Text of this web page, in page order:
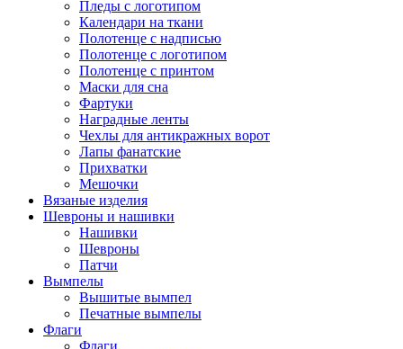
Пледы с логотипом
Календари на ткани
Полотенце с надписью
Полотенце с логотипом
Полотенце с принтом
Маски для сна
Фартуки
Наградные ленты
Чехлы для антикражных ворот
Лапы фанатские
Прихватки
Мешочки
Вязаные изделия
Шевроны и нашивки
Нашивки
Шевроны
Патчи
Вымпелы
Вышитые вымпел
Печатные вымпелы
Флаги